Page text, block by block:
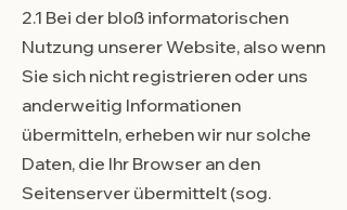
2.1 Bei der bloß informatorischen
Nutzung unserer Website, also wenn
Sie sich nicht registrieren oder uns
anderweitig Informationen
übermitteln, erheben wir nur solche
Daten, die Ihr Browser an den
Seitenserver übermittelt (sog.